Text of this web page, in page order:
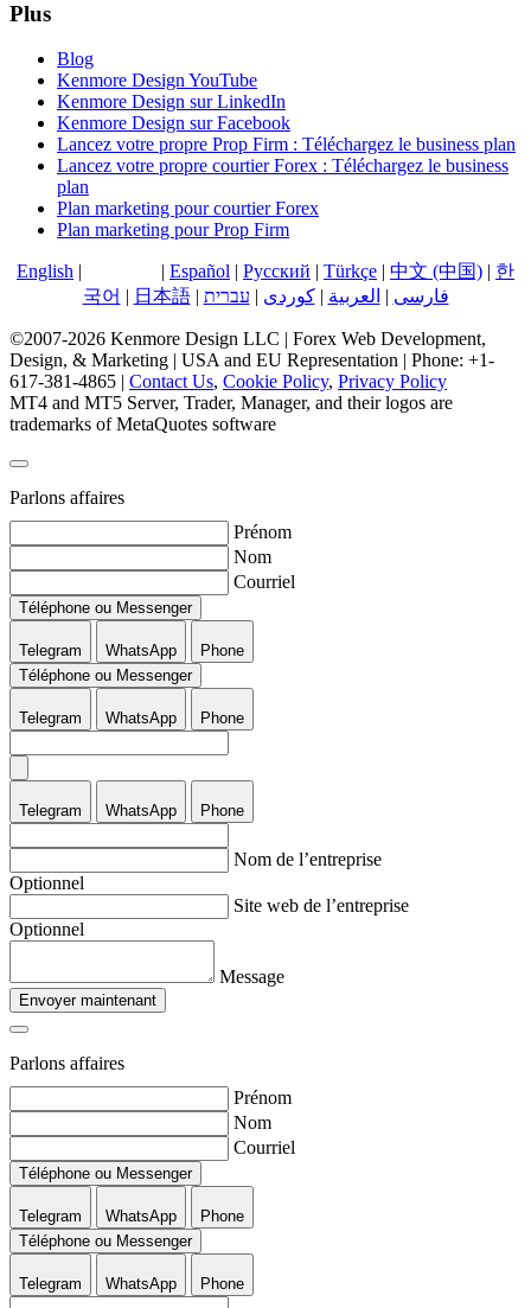
Plus
Blog
Kenmore Design YouTube
Kenmore Design sur LinkedIn
Kenmore Design sur Facebook
Lancez votre propre Prop Firm : Téléchargez le business plan
Lancez votre propre courtier Forex : Téléchargez le business
plan
Plan marketing pour courtier Forex
Plan marketing pour Prop Firm
English | | Español | Русский | Türkçe | 中文 (中国) | 한
국어 | 日本語| עברית | کوردی| العربية | فارسی
©2007-2026 Kenmore Design LLC | Forex Web Development,
Design, & Marketing | USA and EU Representation | Phone: +1-
617-381-4865 | Contact Us, Cookie Policy, Privacy Policy
MT4 and MT5 Server, Trader, Manager, and their logos are
trademarks of MetaQuotes software
Parlons affaires
Prénom
Nom
Courriel
Téléphone ou Messenger
Telegram WhatsApp
Phone
Téléphone ou Messenger
Telegram WhatsApp Phone
Telegram WhatsApp Phone
Nom de l’entreprise
Optionnel
Site web de l’entreprise
Optionnel
Message
Envoyer maintenant
Parlons affaires
Prénom
Nom
Courriel
Téléphone ou Messenger
Telegram WhatsApp
Phone
Téléphone ou Messenger
Telegram WhatsApp Phone